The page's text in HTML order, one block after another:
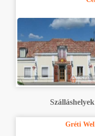
Gréti